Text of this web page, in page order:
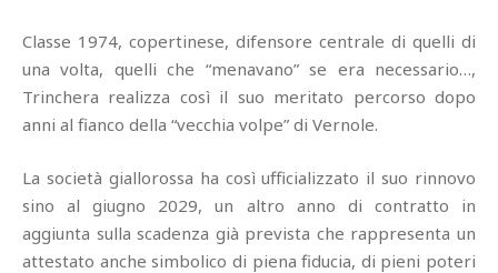
Classe 1974, copertinese, difensore centrale di quelli di
una volta, quelli che “menavano” se era necessario…,
Trinchera realizza così il suo meritato percorso dopo
anni al fianco della “vecchia volpe” di Vernole.
La società giallorossa ha così ufficializzato il suo rinnovo
sino al giugno 2029, un altro anno di contratto in
aggiunta sulla scadenza già prevista che rappresenta un
attestato anche simbolico di piena fiducia, di pieni poteri